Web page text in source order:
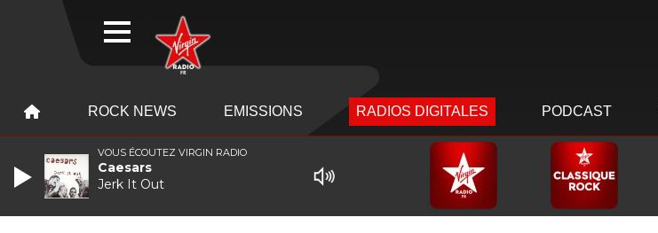
ROCK NEWS EMISSIONS RADIOS DIGITALES PODCAST
VOUS ÉCOUTEZ VIRGIN RADIO
Caesars
Jerk It Out
WEBRADIO